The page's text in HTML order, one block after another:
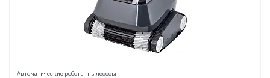
Автоматические роботы-пылесосы